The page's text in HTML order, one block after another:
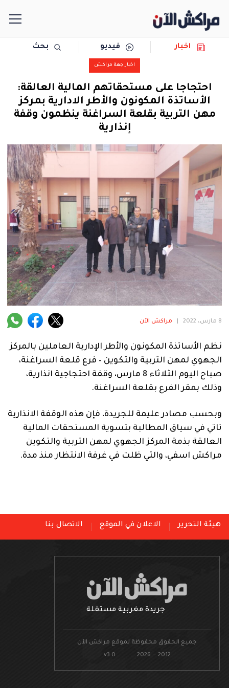
مجتمع
سياسة
حوادث
دولية
المرأة
فنية
منوعة
آراء
اخبار فيديو بحث
اخبار جهة مراكش
احتجاجا على مستحقاتهم المالية العالقة:
الأساتذة المكونون والأطر الادارية بمركز
مهن التربية بقلعة السراغنة ينظمون وقفة
إنذارية
8 مارس، 2022 مراكش الآن
نظم الأساتذة المكونون والأطر الإدارية العاملين بالمركز
الجهوي لمهن التربية والتكوين – فرع قلعة السراغنة،
صباح اليوم الثلاثاء 8 مارس، وقفة احتجاجية انذارية،
وذلك بمقر الفرع بقلعة السراغنة.
وبحسب مصادر عليمة للجريدة، فإن هذه الوقفة الانذارية
تاتي في سياق المطالبة بتسوية المستحقات المالية
العالقة بذمة المركز الجهوي لمهن التربية والتكوين
مراكش اسفي، والتي ظلت في غرفة الانتظار منذ مدة.
هيئة التحرير الاعلان في الموقع الاتصال بنا
جريدة مغربية مستقلة
جميع الحقوق محفوظة لموقع مراكش الآن
v3.0 2026 — 2012